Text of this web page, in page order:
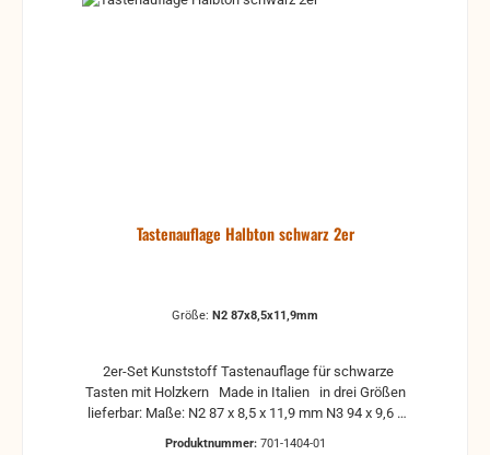
Tastenauflage Halbton schwarz 2er
Größe: N2 87x8,5x11,9mm
Tasten mit Holzkern Made in Italien in drei Größen
lieferbar: Maße: N2 87 x 8,5 x 11,9 mm N3 94 x 9,6 x
Produktnummer: 701-1404-01